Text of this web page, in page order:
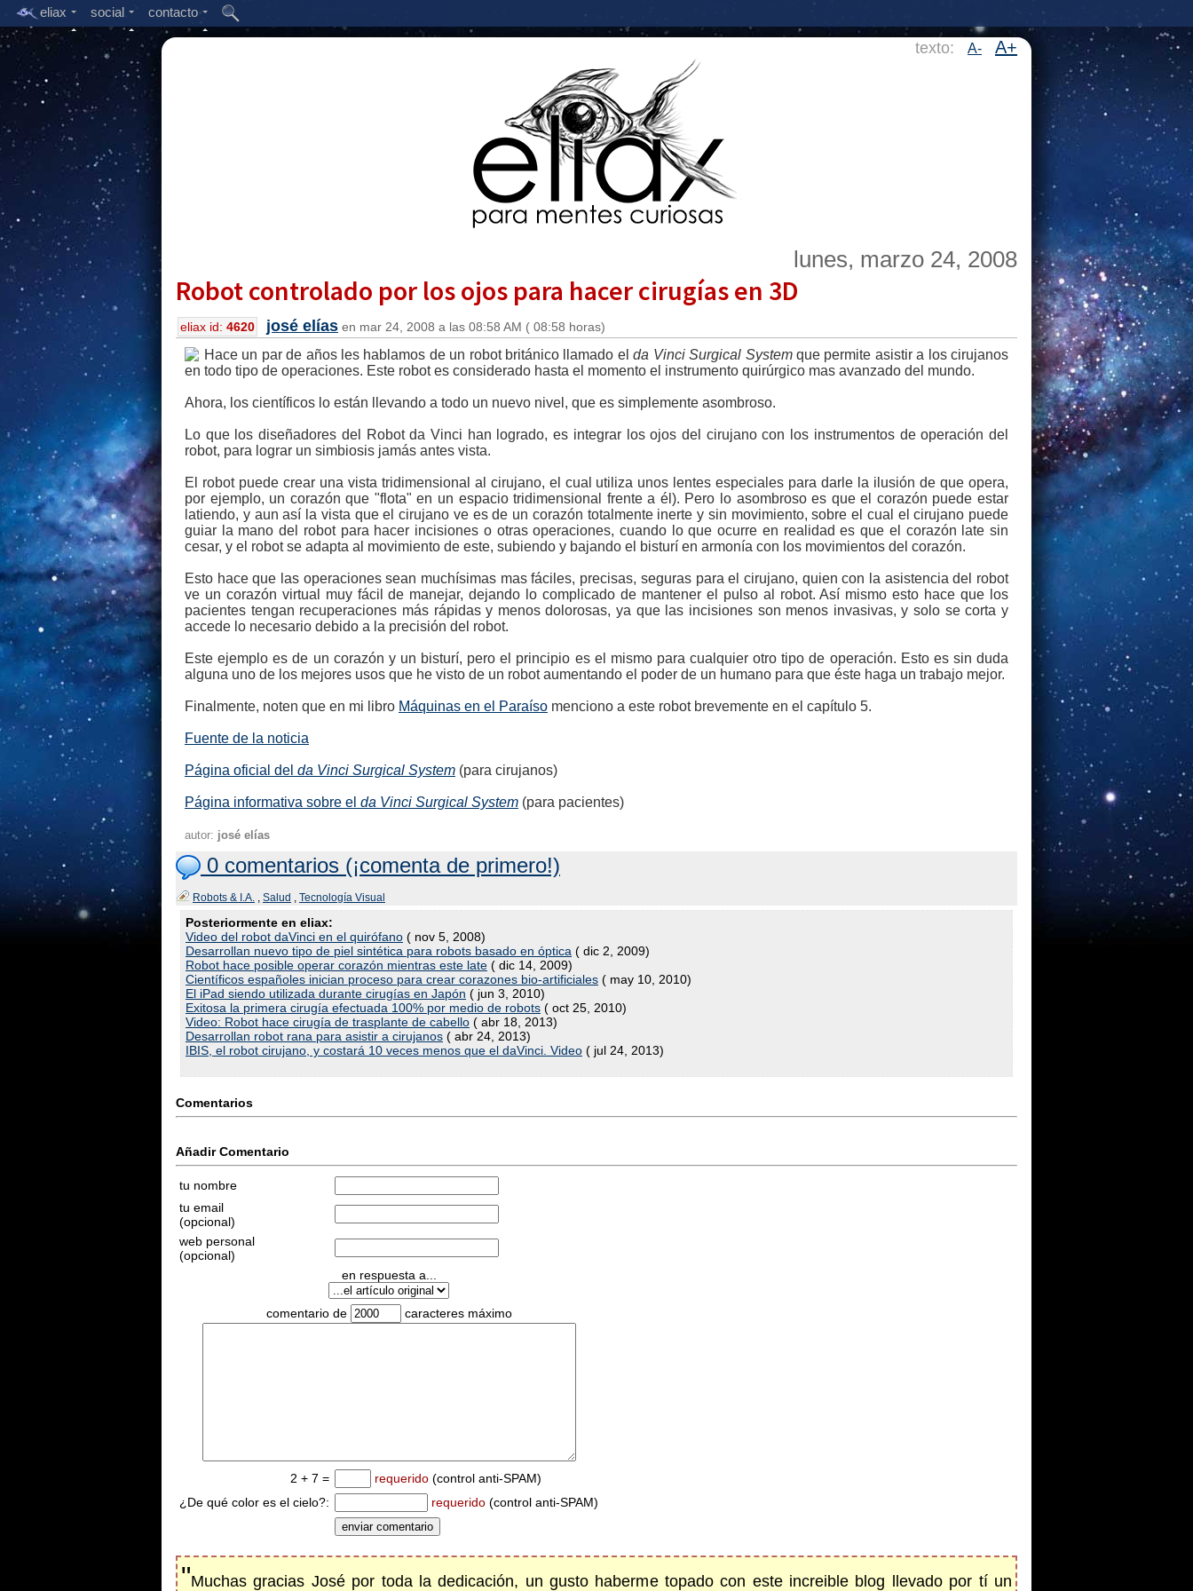
eliax social contacto
texto: A- A+
lunes, marzo 24, 2008
Robot controlado por los ojos para hacer cirugías en 3D
eliax id: 4620 josé elías en mar 24, 2008 a las 08:58 AM ( 08:58 horas)
Hace un par de años les hablamos de un robot británico llamado elda Vinci Surgical Systemque permite asistir a los cirujanos
en todo tipo de operaciones. Este robot es considerado hasta el momento el instrumento quirúrgico mas avanzado del mundo.
Ahora, los científicos lo están llevando a todo un nuevo nivel, que es simplemente asombroso.
Lo que los diseñadores del Robot da Vinci han logrado, es integrar los ojos del cirujano con los instrumentos de operación del
robot, para lograr un simbiosis jamás antes vista.
El robot puede crear una vista tridimensional al cirujano, el cual utiliza unos lentes especiales para darle la ilusión de que opera,
por ejemplo, un corazón que "flota" en un espacio tridimensional frente a él). Pero lo asombroso es que el corazón puede estar
latiendo, y aun así la vista que el cirujano ve es de un corazón totalmente inerte y sin movimiento, sobre el cual el cirujano puede
guiar la mano del robot para hacer incisiones o otras operaciones, cuando lo que ocurre en realidad es que el corazón late sin
cesar, y el robot se adapta al movimiento de este, subiendo y bajando el bisturí en armonía con los movimientos del corazón.
Esto hace que las operaciones sean muchísimas mas fáciles, precisas, seguras para el cirujano, quien con la asistencia del robot
ve un corazón virtual muy fácil de manejar, dejando lo complicado de mantener el pulso al robot. Así mismo esto hace que los
pacientes tengan recuperaciones más rápidas y menos dolorosas, ya que las incisiones son menos invasivas, y solo se corta y
accede lo necesario debido a la precisión del robot.
Este ejemplo es de un corazón y un bisturí, pero el principio es el mismo para cualquier otro tipo de operación. Esto es sin duda
alguna uno de los mejores usos que he visto de un robot aumentando el poder de un humano para que éste haga un trabajo mejor.
Finalmente, noten que en mi libro Máquinas en el Paraíso menciono a este robot brevemente en el capítulo 5.
Fuente de la noticia
Página oficial del da Vinci Surgical System (para cirujanos)
Página informativa sobre el da Vinci Surgical System (para pacientes)
autor: josé elías
0 comentarios (¡comenta de primero!)
Robots & I.A. , Salud , Tecnología Visual
Posteriormente en eliax:
Video del robot daVinci en el quirófano ( nov 5, 2008)
Desarrollan nuevo tipo de piel sintética para robots basado en óptica ( dic 2, 2009)
Robot hace posible operar corazón mientras este late ( dic 14, 2009)
Científicos españoles inician proceso para crear corazones bio-artificiales ( may 10, 2010)
El iPad siendo utilizada durante cirugías en Japón ( jun 3, 2010)
Exitosa la primera cirugía efectuada 100% por medio de robots ( oct 25, 2010)
Video: Robot hace cirugía de trasplante de cabello ( abr 18, 2013)
Desarrollan robot rana para asistir a cirujanos ( abr 24, 2013)
IBIS, el robot cirujano, y costará 10 veces menos que el daVinci. Video ( jul 24, 2013)
Comentarios
Añadir Comentario
tu nombre
tu email
(opcional)
web personal
(opcional)
en respuesta a...
comentario de caracteres máximo
2 + 7 = requerido (control anti-SPAM)
¿De qué color es el cielo?:
requerido (control anti-SPAM)
"Muchas gracias José por toda la dedicación, un gusto haberme topado con este increible blog llevado por tí un